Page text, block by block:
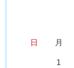
日 月
1